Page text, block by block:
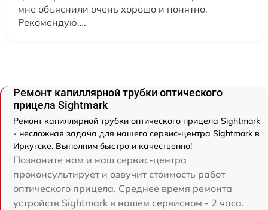
мне объяснили очень хорошо и понятно.
Рекомендую….
Ремонт капиллярной трубки оптического
прицела Sightmark
Ремонт капиллярной трубки оптического прицела Sightmark
- несложная задача для нашего сервис-центра Sightmark в
Иркутске. Выполним быстро и качественно!
Позвоните нам и наш сервис-центра
проконсультирует и озвучит стоимость работ
оптического прицела. Среднее время ремонта
устройств Sightmark в нашем сервисном - 2 часа.